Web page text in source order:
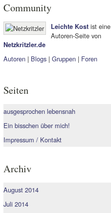
Community
Leichte Kost ist eine
Autoren-Seite von
Netzkritzler.de
Autoren | Blogs | Gruppen | Foren
Seiten
ausgesprochen lebensnah
Ein bisschen über mich!
Impressum / Kontakt
Archiv
August 2014
Juli 2014